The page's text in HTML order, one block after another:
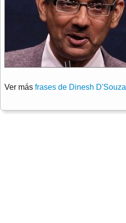
Ver más frases de Dinesh D'Souza